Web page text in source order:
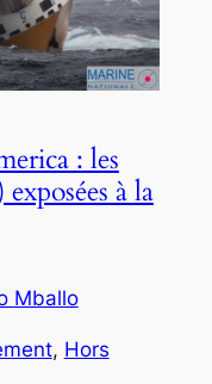
: les
à la
Mballo
, Hors